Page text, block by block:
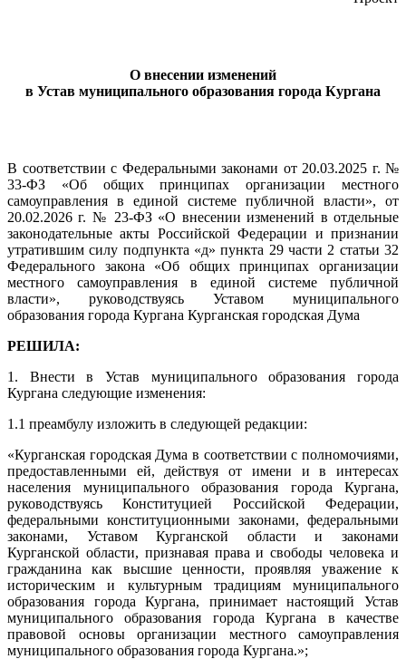
О внесении изменений
в Устав муниципального образования города Кургана
В соответствии с Федеральными законами от 20.03.2025 г. №
33-ФЗ «Об общих принципах организации местного
самоуправления в единой системе публичной власти», от
20.02.2026 г. № 23-ФЗ «О внесении изменений в отдельные
законодательные акты Российской Федерации и признании
утратившим силу подпункта «д» пункта 29 части 2 статьи 32
Федерального закона «Об общих принципах организации
местного самоуправления в единой системе публичной
власти», руководствуясь Уставом муниципального
образования города Кургана Курганская городская Дума
РЕШИЛА:
1. Внести в Устав муниципального образования города
Кургана следующие изменения:
1.1 преамбулу изложить в следующей редакции:
«Курганская городская Дума в соответствии с полномочиями,
предоставленными ей, действуя от имени и в интересах
населения муниципального образования города Кургана,
руководствуясь Конституцией Российской Федерации,
федеральными конституционными законами, федеральными
законами, Уставом Курганской области и законами
Курганской области, признавая права и свободы человека и
гражданина как высшие ценности, проявляя уважение к
историческим и культурным традициям муниципального
образования города Кургана, принимает настоящий Устав
муниципального образования города Кургана в качестве
правовой основы организации местного самоуправления
муниципального образования города Кургана.»;